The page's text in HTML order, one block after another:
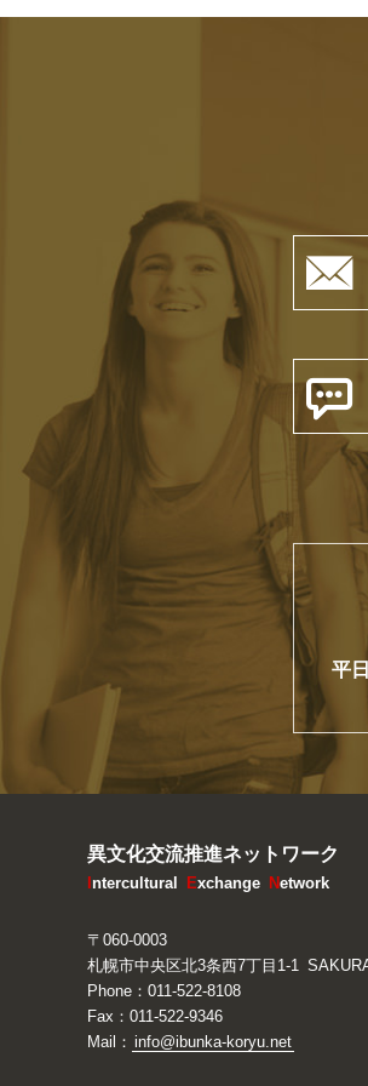


平
異文化交流推進ネットワーク
Intercultural Exchange Network
〒060-0003
札幌市中央区北3条西7丁目1-1
Phone： 011-522-8108
Fax：011-522-9346
Mail： info@ibunka-koryu.net